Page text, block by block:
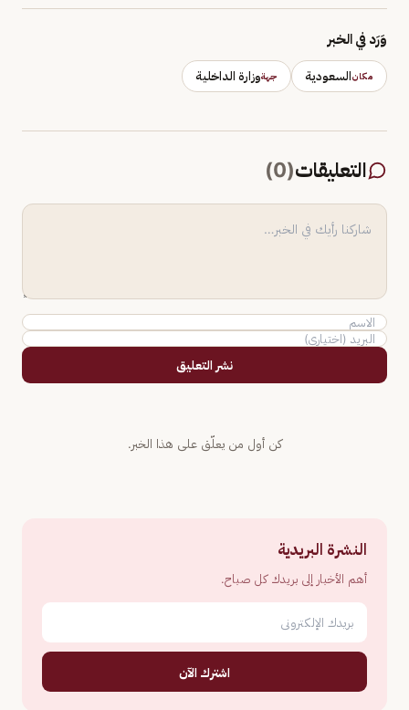
وَرَد في الخبر
مكانالسعودية جهةوزارة الداخلية
التعليقات(
0
)
نشر التعليق
كن أول من يعلّق على هذا الخبر.
النشرة البريدية
أهم الأخبار إلى بريدك كل صباح.
اشترك الآن